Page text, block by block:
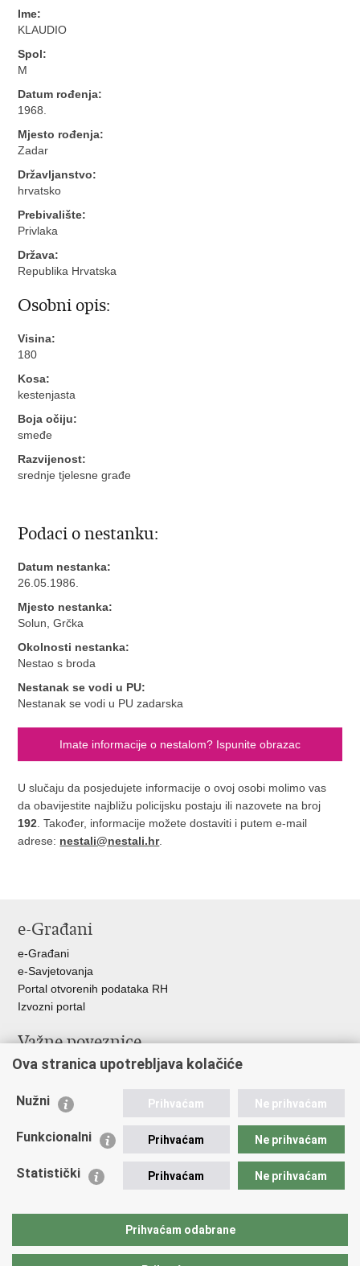
Ime:
KLAUDIO
Spol:
M
Datum rođenja:
1968.
Mjesto rođenja:
Zadar
Državljanstvo:
hrvatsko
Prebivalište:
Privlaka
Država:
Republika Hrvatska
Osobni opis:
Visina:
180
Kosa:
kestenjasta
Boja očiju:
smeđe
Razvijenost:
srednje tjelesne građe
Podaci o nestanku:
Datum nestanka:
26.05.1986.
Mjesto nestanka:
Solun, Grčka
Okolnosti nestanka:
Nestao s broda
Nestanak se vodi u PU:
Nestanak se vodi u PU zadarska
Imate informacije o nestalom? Ispunite obrazac
U slučaju da posjedujete informacije o ovoj osobi molimo vas
da obavijestite najbližu policijsku postaju ili nazovete na broj
192. Također, informacije možete dostaviti i putem e-mail
adrese: nestali@nestali.hr.
e-Građani
e-Građani
e-Savjetovanja
Portal otvorenih podataka RH
Izvozni portal
Važne poveznice
Ministarstvo unutarnjih poslova RH
Nestale osobe u Domovinskom ratu (Ministarstvo hrvatskih
Ministarstvo znanosti i obrazovanja
Ova stranica upotrebljava kolačiće
Nužni Prihvaćam Ne prihvaćam
Funkcionalni Prihvaćam Ne prihvaćam
Statistički Prihvaćam Ne prihvaćam
Prihvaćam odabrane